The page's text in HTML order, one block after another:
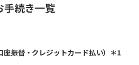
手続き一覧
座振替・クレジットカード払い）＊1